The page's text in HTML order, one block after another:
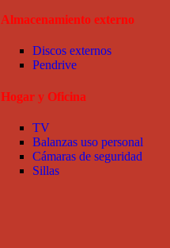
Almacenamiento externo
Discos externos
Pendrive
Hogar y Oficina
TV
Balanzas uso personal
Cámaras de seguridad
Sillas